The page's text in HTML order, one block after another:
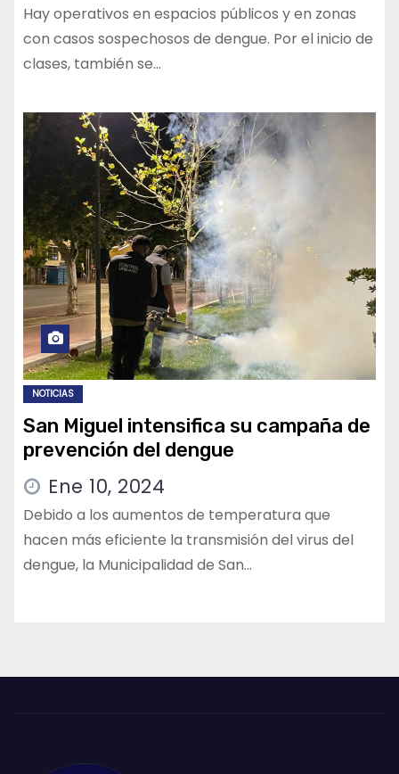
Hay operativos en espacios públicos y en zonas
con casos sospechosos de dengue. Por el inicio de
clases, también se…
NOTICIAS
San Miguel intensifica su campaña de
prevención del dengue
Ene 10, 2024
Debido a los aumentos de temperatura que
hacen más eficiente la transmisión del virus del
dengue, la Municipalidad de San…